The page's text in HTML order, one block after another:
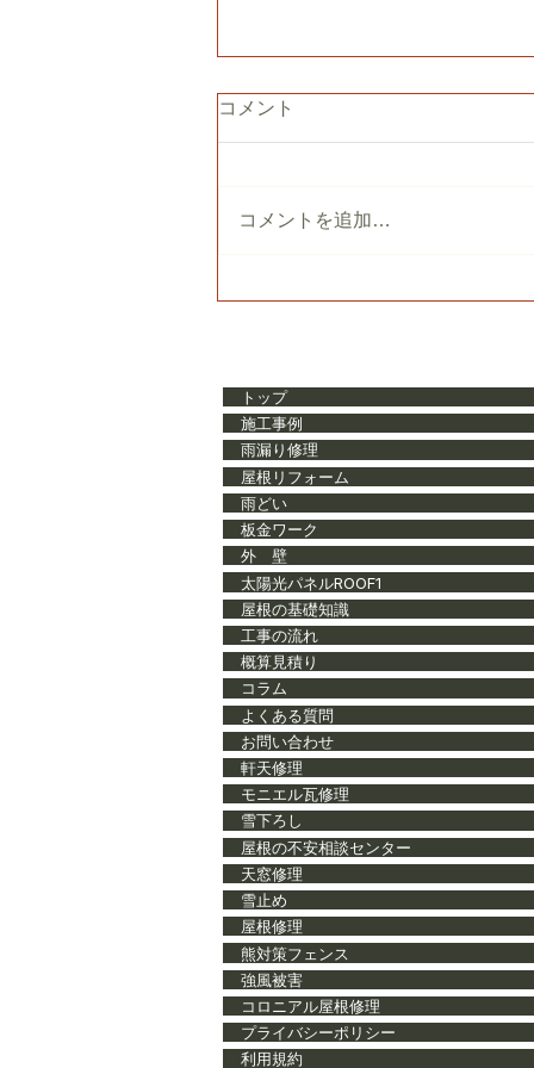
わらS」の雨漏り修理｜隅棟
ー工法で解決した施工事例
コメント
コメントを追加…
トップ
施工事例
雨漏り修理
屋根リフォーム
雨どい
板金ワーク
外 壁
太陽光パネルROOF1
屋根の基礎知識
工事の流れ
概算見積り
コラム
よくある質問
お問い合わせ
軒天修理
モニエル瓦修理
雪下ろし
屋根の不安相談センター
天窓修理
雪止め
屋根修理
熊対策フェンス
強風被害
コロニアル屋根修理
プライバシーポリシー
利用規約